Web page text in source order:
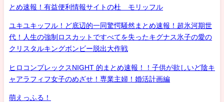
とめ速報！有益便利情報サイトの杜 モリッフル
ユキユキッフル！ど底辺的一同驚愕騒然まとめ速報！超氷河期世
代！人生の強制ロスカットですべてを失ったキグナス氷子の愛の
クリスタルキングボンビー脱出大作戦
ヒロコンプレックスNIGHT 的まとめ速報！！子供が欲しいど陰キ
ャアラフィフ女子のめざせ！専業主婦！婚活計画編
萌えっふる！